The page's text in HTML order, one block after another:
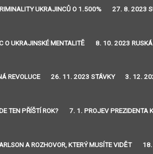
UKRAJINCŮ O 1.500% 27. 8. 2023
UKRAJINSKÉ MENTALITĚ 8. 10. 2023 RUSKÁ
REVOLUCE 26. 11. 2023 STÁVKY 3. 12.
TEN PŘÍŠTÍ ROK? 7. 1. PROJEV PREZIDENTA
A ROZHOVOR, KTERÝ MUSÍTE VIDĚT